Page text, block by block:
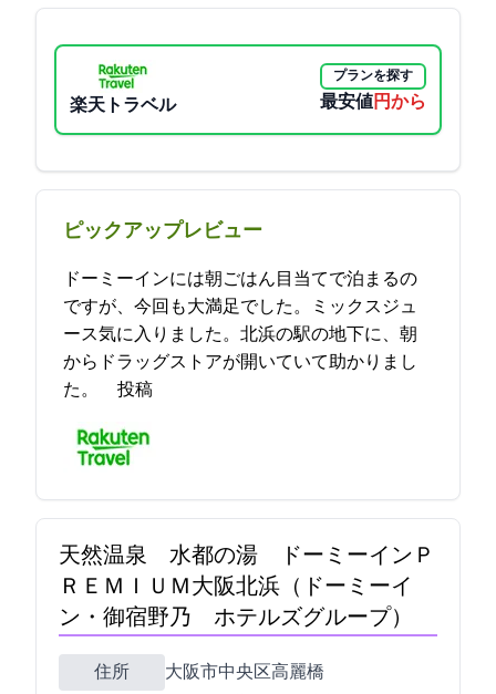
楽天トラベル
プランを探す
最安値4500円から
ピックアップレビュー
ドーミーインには朝ごはん目当てで泊まるの
ですが、今回も大満足でした。ミックスジュ
ース気に入りました。北浜の駅の地下に、朝
からドラッグストアが開いていて助かりまし
た。 2023-04-25 09:39:43投稿
天然温泉 水都の湯 ドーミーインＰ
ＲＥＭＩＵＭ大阪北浜（ドーミーイ
ン・御宿野乃 ホテルズグループ）
住所 大阪市中央区高麗橋1-6-7